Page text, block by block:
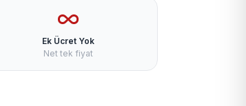
Ek Ücret Yok
Net tek fiyat